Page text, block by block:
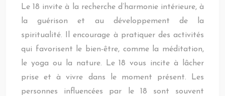
Le 18 invite à la recherche d’harmonie intérieure, à
la guérison et au développement de la
spiritualité. Il encourage à pratiquer des activités
qui favorisent le bien-être, comme la méditation,
le yoga ou la nature. Le 18 vous incite à lâcher
prise et à vivre dans le moment présent. Les
personnes influencées par le 18 sont souvent